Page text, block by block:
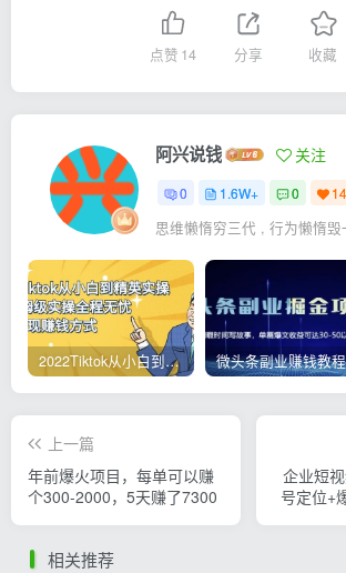
点赞 14 分享 收藏
阿兴说钱 关注
0 1.6W+ 0
思维懒惰穷三代 , 行为懒惰毁
2022Tiktok从小白到精英实操，0-1保姆级实操全程无忧，多种变现赚钱方式
上一篇
年前爆火项目，每单可以赚
个300-2000，5天赚了7300
企业短
号定位+
相关推荐